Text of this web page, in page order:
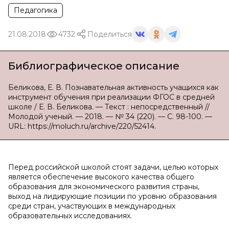
Педагогика
21.08.2018 4732 Поделиться
Библиографическое описание
Беликова, Е. В. Познавательная активность учащихся как
инструмент обучения при реализации ФГОС в средней
школе / Е. В. Беликова. — Текст : непосредственный //
Молодой ученый. — 2018. — № 34 (220). — С. 98-100. —
URL: https://moluch.ru/archive/220/52414.
Перед российской школой стоят задачи, целью которых
является обеспечение высокого качества общего
образования для экономического развития страны,
выход на лидирующие позиции по уровню образования
среди стран, участвующих в международных
образовательных исследованиях.